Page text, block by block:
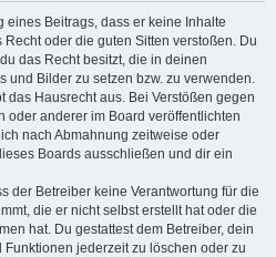
eines Beitrags, dass er keine Inhalte
oder die guten Sitten verstoßen. Du
das Recht besitzt, die in deinen
und Bilder zu setzen bzw. zu verwenden.
das Hausrecht aus. Bei Verstößen gegen
oder anderer im Board veröffentlichten
nach Abmahnung zeitweise oder
Boards ausschließen und dir ein
der Betreiber keine Verantwortung für die
die er nicht selbst erstellt hat oder die
hat. Du gestattest dem Betreiber, dein
jederzeit zu löschen oder zu